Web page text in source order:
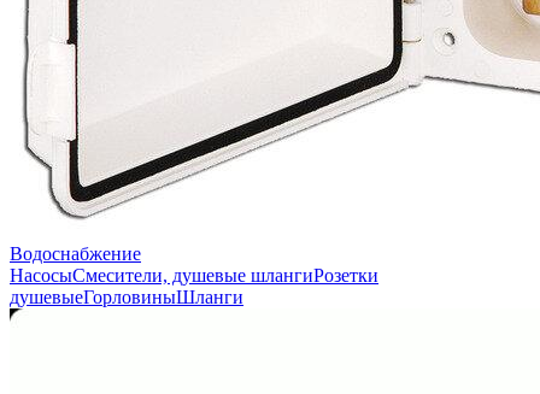
Водоснабжение
НасосыСмесители, душевые шлангиРозетки
душевыеГорловиныШланги